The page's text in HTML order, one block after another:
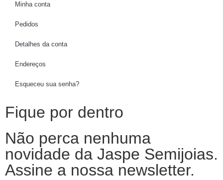
Minha conta
Pedidos
Detalhes da conta
Endereços
Esqueceu sua senha?
Fique por dentro
Não perca nenhuma
novidade da Jaspe Semijoias.
Assine a nossa newsletter.